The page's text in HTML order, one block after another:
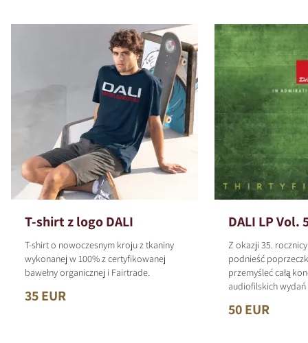
T-shirt z logo DALI
T-shirt o nowoczesnym kroju z tkaniny
wykonanej w 100% z certyfikowanej
bawełny organicznej i Fairtrade.
35 EUR
DALI LP Vol.
Z okazji 35.
podnieść
przemyśleć całą
audiofilskich
50 EUR